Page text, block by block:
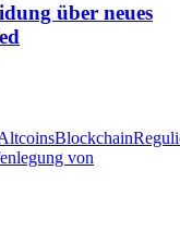
über neues
Blockchain
von